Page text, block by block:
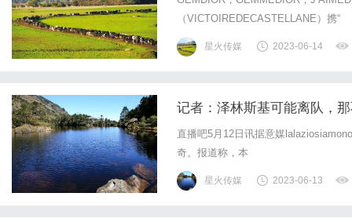
（VICTOIREDECASTELLANE）携“
星火传媒 2023-06-14
记者：泽林斯基可能离队，
直播吧5月12日讯据意媒
奇。报道称，本
星火传媒 2023-06-13